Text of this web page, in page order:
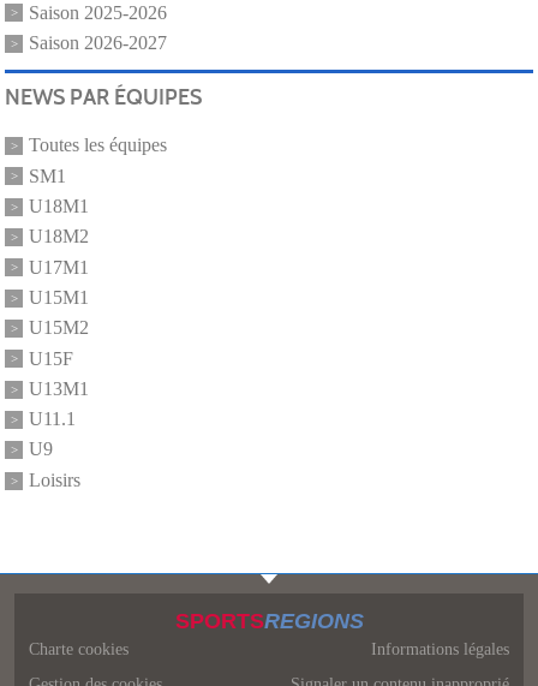
Saison 2025-2026
Saison 2026-2027
NEWS PAR ÉQUIPES
Toutes les équipes
SM1
U18M1
U18M2
U17M1
U15M1
U15M2
U15F
U13M1
U11.1
U9
Loisirs
SPORTSREGIONS
Charte cookies
Informations légales